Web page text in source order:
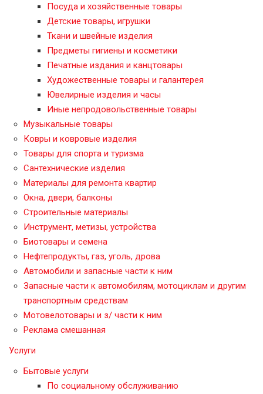
Посуда и хозяйственные товары
Детские товары, игрушки
Ткани и швейные изделия
Предметы гигиены и косметики
Печатные издания и канцтовары
Художественные товары и галантерея
Ювелирные изделия и часы
Иные непродовольственные товары
Музыкальные товары
Ковры и ковровые изделия
Товары для спорта и туризма
Сантехнические изделия
Материалы для ремонта квартир
Окна, двери, балконы
Строительные материалы
Инструмент, метизы, устройства
Биотовары и семена
Нефтепродукты, газ, уголь, дрова
Автомобили и запасные части к ним
Запасные части к автомобилям, мотоциклам и другим
транспортным средствам
Мотовелотовары и з/ части к ним
Реклама смешанная
Услуги
Бытовые услуги
По социальному обслуживанию